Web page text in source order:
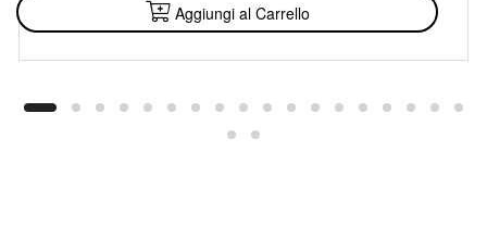
Aggiungi al Carrello